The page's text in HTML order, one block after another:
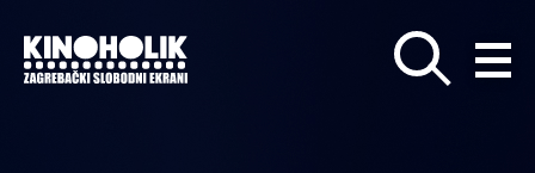
glavni
sadržaj